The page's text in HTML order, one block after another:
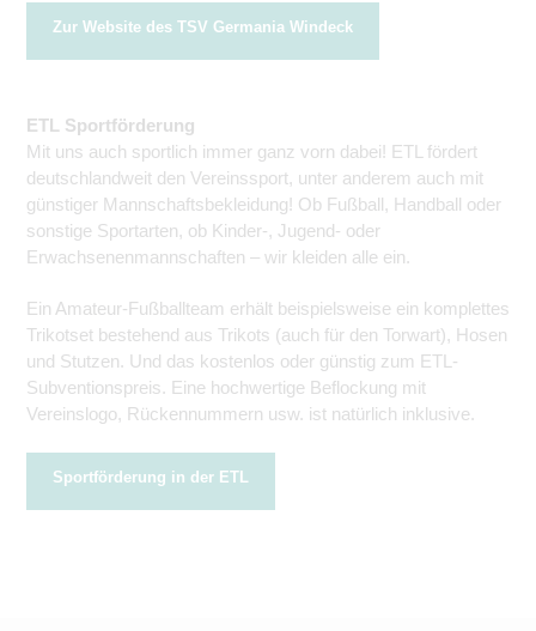
Zur Website des TSV Germania Windeck
ETL Sportförderung
Mit uns auch sportlich immer ganz vorn dabei! ETL fördert
deutschlandweit den Vereinssport, unter anderem auch mit
günstiger Mannschaftsbekleidung! Ob Fußball, Handball oder
sonstige Sportarten, ob Kinder-, Jugend- oder
Erwachsenenmannschaften – wir kleiden alle ein.
Ein Amateur-Fußballteam erhält beispielsweise ein komplettes
Trikotset bestehend aus Trikots (auch für den Torwart), Hosen
und Stutzen. Und das kostenlos oder günstig zum ETL-
Subventionspreis. Eine hochwertige Beflockung mit
Vereinslogo, Rückennummern usw. ist natürlich inklusive.
Sportförderung in der ETL